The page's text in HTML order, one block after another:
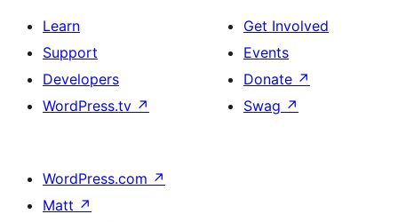
Learn
Support
Developers
WordPress.tv ↗
Get Involved
Events
Donate ↗
Swag ↗
WordPress.com ↗
Matt ↗